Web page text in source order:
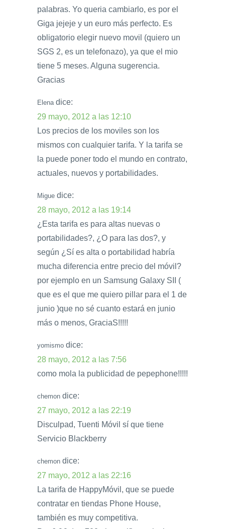
palabras. Yo queria cambiarlo, es por el
Giga jejeje y un euro más perfecto. Es
obligatorio elegir nuevo movil (quiero un
SGS 2, es un telefonazo), ya que el mio
tiene 5 meses. Alguna sugerencia.
Gracias
Elena dice:
29 mayo, 2012 a las 12:10
Los precios de los moviles son los
mismos con cualquier tarifa. Y la tarifa se
la puede poner todo el mundo en contrato,
actuales, nuevos y portabilidades.
Migue dice:
28 mayo, 2012 a las 19:14
¿Esta tarifa es para altas nuevas o
portabilidades?, ¿O para las dos?, y
según ¿Sí es alta o portabilidad habría
mucha diferencia entre precio del móvil?
por ejemplo en un Samsung Galaxy SII (
que es el que me quiero pillar para el 1 de
junio )que no sé cuanto estará en junio
más o menos, GraciaS!!!!!
yomismo dice:
28 mayo, 2012 a las 7:56
como mola la publicidad de pepephone!!!!!
chemon dice:
27 mayo, 2012 a las 22:19
Disculpad, Tuenti Móvil sí que tiene
Servicio Blackberry
chemon dice:
27 mayo, 2012 a las 22:16
La tarifa de HappyMóvil, que se puede
contratar en tiendas Phone House,
también es muy competitiva.